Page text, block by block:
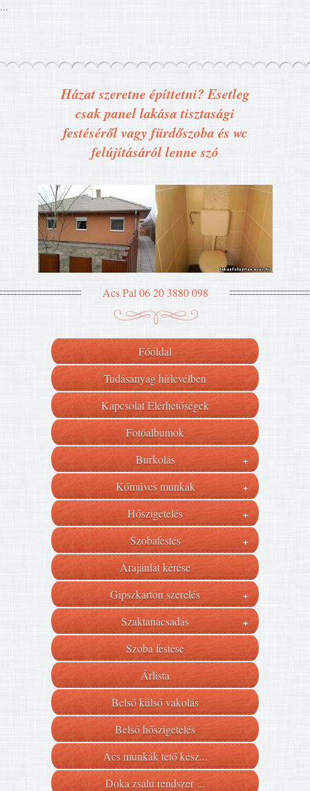
...
Házat szeretne építtetni? Esetleg
csak panel lakása tisztasági
festéséről vagy fürdőszoba és wc
felújításáról lenne szó
Acs Pal 06 20 3880 098
Főoldal
Tudásanyag hírlevélben
Kapcsolat Elérhetőségek
Fotóalbumok
Burkolás
+
Kőműves munkák +
Hőszigetelés +
Szobafestés +
Árajánlat kérése
Gipszkarton szerelés
+
Szaktanácsadás +
Szoba festése
Árlista
Belső külső vakolás
Belső hőszigetelés
Ács munkák tető kész...
Doka zsalu rendszer ...